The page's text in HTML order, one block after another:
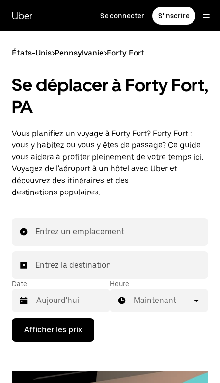
contenu
principal
Uber Se connecter S'inscrire
États-Unis>Pennsylvanie>Forty Fort
Se déplacer à Forty Fort,
PA
Vous planifiez un voyage à Forty Fort? Forty Fort :
vous y habitez ou vous y êtes de passage? Ce guide
vous aidera à profiter pleinement de votre temps ici.
Voyagez de l'aéroport à un hôtel avec Uber et
découvrez des itinéraires et des
destinations populaires.
Entrez un emplacement
Entrez la destination
Date
Appuyez
la
Heure
Maintenant
Afficher les prix